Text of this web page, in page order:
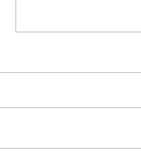
戶名: 社團法人台灣